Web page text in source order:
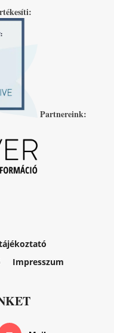
Partnereink:
Impresszum